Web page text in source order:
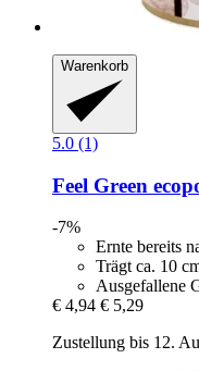
Warenkorb
5.0 (1)
Feel Green
-7%
Ernte bereits
Trägt ca. 10
Ausgefallene
€ 4,94 € 5,29
Zustellung bis 12.